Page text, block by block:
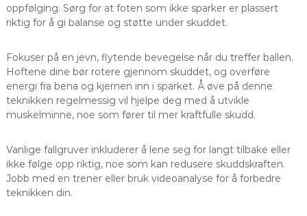
oppfølging. Sørg for at foten som ikke sparker er plassert
riktig for å gi balanse og støtte under skuddet.
Fokuser på en jevn, flytende bevegelse når du treffer ballen.
Hoftene dine bør rotere gjennom skuddet, og overføre
energi fra bena og kjernen inn i sparket. Å øve på denne
teknikken regelmessig vil hjelpe deg med å utvikle
muskelminne, noe som fører til mer kraftfulle skudd.
Vanlige fallgruver inkluderer å lene seg for langt tilbake eller
ikke følge opp riktig, noe som kan redusere skuddskraften.
Jobb med en trener eller bruk videoanalyse for å forbedre
teknikken din.